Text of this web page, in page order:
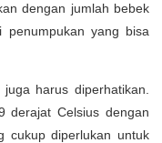
dengan jumlah bebek
yang bisa
harus diperhatikan.
derajat Celsius dengan
cukup diperlukan untuk